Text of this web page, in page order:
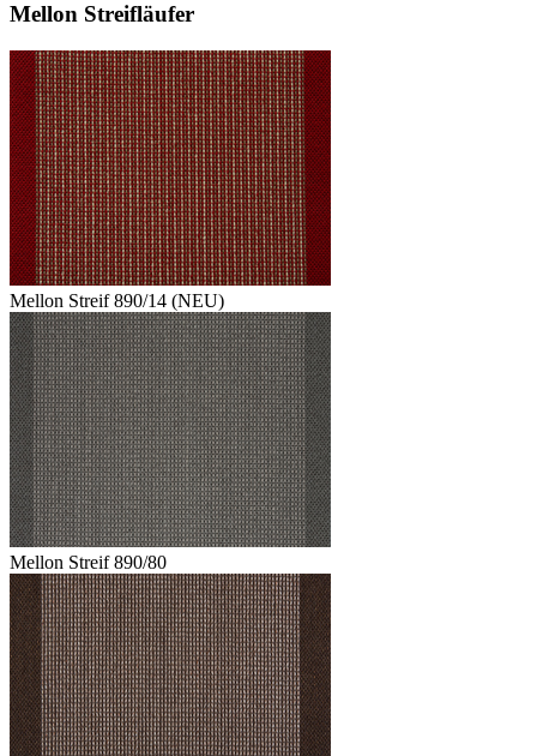
Mellon Streifläufer
Mellon Streif 890/14 (NEU)
Mellon Streif 890/80